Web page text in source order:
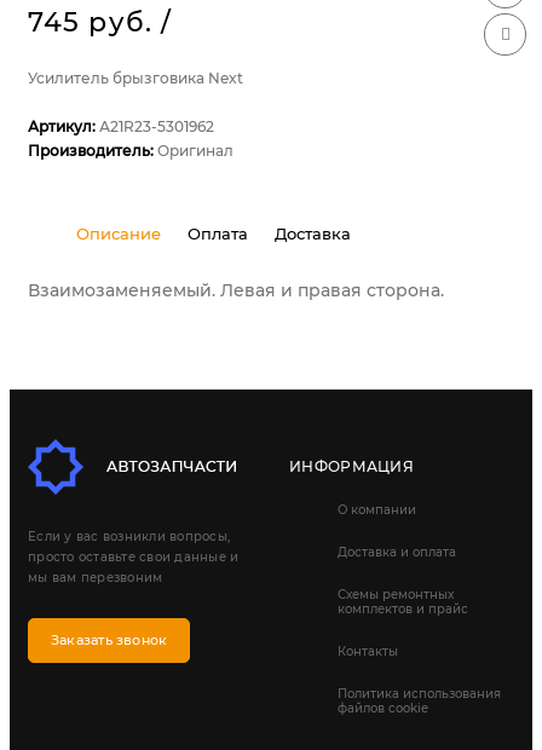
745 руб. /
Усилитель брызговика Next
Артикул: А21R23-5301962
Производитель: Оригинал
Описание Оплата Доставка
Взаимозаменяемый. Левая и правая сторона.
Если у вас возникли вопросы,
просто оставьте свои данные и
мы вам перезвоним
Заказать звонок
ИНФОРМАЦИЯ
О компании
Доставка и оплата
Схемы ремонтных
комплектов и прайс
Контакты
Политика использования
файлов cookie